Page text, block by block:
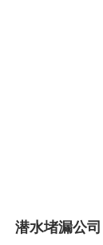
潜水堵漏公司